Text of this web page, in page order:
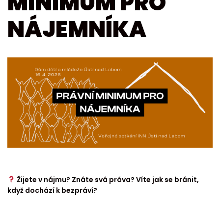
NÁJEMNÍKA
Žijete v nájmu? Znáte svá práva? Víte jak se bránit,
když dochází k bezpráví?